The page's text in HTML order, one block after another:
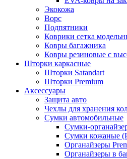
Экокожа
Ворс
Подпятники
Коврики сетка
Ковры багажника
Ковры резиновые с
Шторки каркасные
Шторки Satandart
Шторки Premium
Аксессуары
Защита авто
Чехлы для хранения
Сумки автомобильные
Сумки-
Сумки кожаные
Органайзеры
Органайзеры в